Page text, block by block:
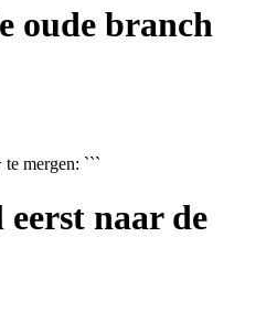
oude branch
te mergen: ```
naar de